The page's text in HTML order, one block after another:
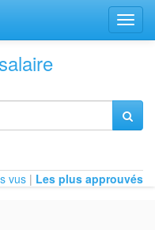
la
vus | Les plus approuvés